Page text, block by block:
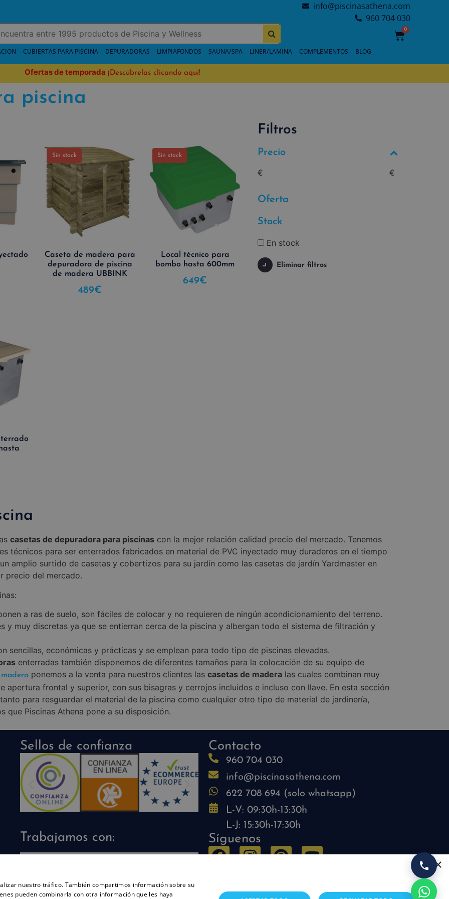
info@piscinasathena.com
960 704 030
0
CUBIERTAS PARA PISCINA DEPURADORAS LIMPIAFONDOS SAUNA/SPA LINER/LAMINA COMPLEMENTOS BLOG
Ofertas de temporada ¡ Descúbrelas clicando aquí!
piscina
Sin stock
Caseta de madera para
depuradora de piscina
de madera UBBINK
489€
Sin stock
Local técnico para
bombo hasta 600mm
649€
Filtros
Precio
€
€
Oferta
Stock
En stock
Eliminar filtros
casetas de depuradora para piscinas con la mejor relación calidad precio del mercado. Tenemos
técnicos para ser enterrados fabricados en material de PVC inyectado muy duraderos en el tiempo
amplio surtido de casetas y cobertizos para su jardín como las casetas de jardín Yardmaster en
precio del mercado.
a ras de suelo, son fáciles de colocar y no requieren de ningún acondicionamiento del terreno.
y muy discretas ya que se entierran cerca de la piscina y albergan todo el sistema de filtración y
sencillas, económicas y prácticas y se emplean para todo tipo de piscinas elevadas.
enterradas también disponemos de diferentes tamaños para la colocación de su equipo de
ponemos a la venta para nuestros clientes las casetas de madera las cuales combinan muy
apertura frontal y superior, con sus bisagras y cerrojos incluidos e incluso con llave. En esta sección
para resguardar el material de la piscina como cualquier otro tipo de material de jardinería,
Piscinas Athena pone a su disposición.
Sellos de confianza
Trabajamos con:
Contacto
960 704 030
info@piscinasathena.com
622 708 694 (solo whatsapp)
L-V: 09:30h-13:30h
L-J: 15:30h-17:30h
Síguenos
×
nuestro tráfico. También compartimos información sobre su
pueden combinarla con otra información que les haya